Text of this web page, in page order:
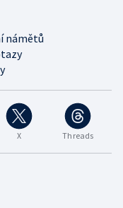
námětů
X Threads